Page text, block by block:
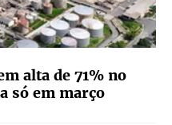
alta de 71% no
só em março